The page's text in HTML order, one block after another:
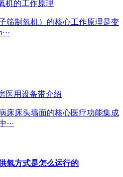
筛制氧机）的核心工作原理是变
床床头墙面的核心医疗功能集成
氧方式是怎么运行的